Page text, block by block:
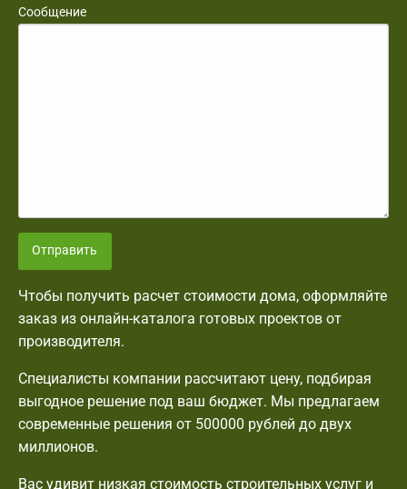
Сообщение
Отправить
Чтобы получить расчет стоимости дома, оформляйте
заказ из онлайн-каталога готовых проектов от
производителя.
Специалисты компании рассчитают цену, подбирая
выгодное решение под ваш бюджет. Мы предлагаем
современные решения от 500000 рублей до двух
миллионов.
Вас удивит низкая стоимость строительных услуг и